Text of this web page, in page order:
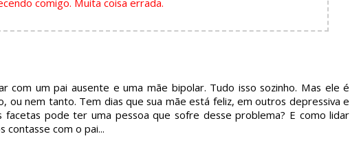
com um pai ausente e uma mãe bipolar. Tudo isso sozinho. Mas ele é
ou nem tanto. Tem dias que sua mãe está feliz, em outros depressiva e
facetas pode ter uma pessoa que sofre desse problema? E como lidar
contasse com o pai...